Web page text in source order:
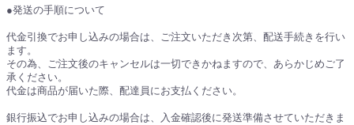
●発送の手順について
代金引換でお申し込みの場合は、ご注文いただき次第、配送手続きを行い
ます。
その為、ご注文後のキャンセルは一切できかねますので、あらかじめご了
承ください。
代金は商品が届いた際、配達員にお支払ください。
銀行振込でお申し込みの場合は、入金確認後に発送準備させていただきま